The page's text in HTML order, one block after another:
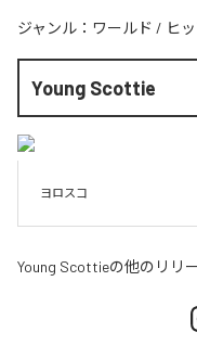
ジャンル： ワールド / ヒ
Young Scottie
ヨロスコ
Young Scottieの他のリリ